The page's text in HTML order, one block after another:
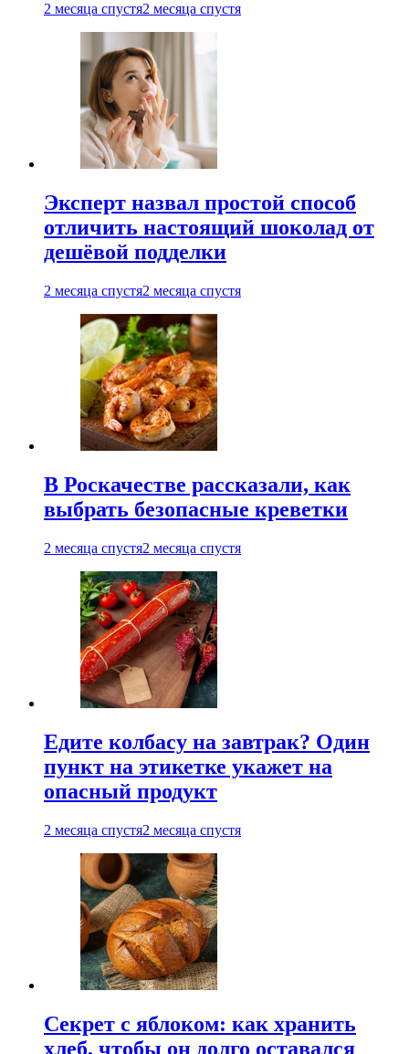
2 месяца спустя2 месяца спустя
Эксперт назвал простой способ
отличить настоящий шоколад от
дешёвой подделки
2 месяца спустя2 месяца спустя
В Роскачестве рассказали, как
выбрать безопасные креветки
2 месяца спустя2 месяца спустя
Едите колбасу на завтрак? Один
пункт на этикетке укажет на
опасный продукт
2 месяца спустя2 месяца спустя
Секрет с яблоком: как хранить
хлеб, чтобы он долго оставался